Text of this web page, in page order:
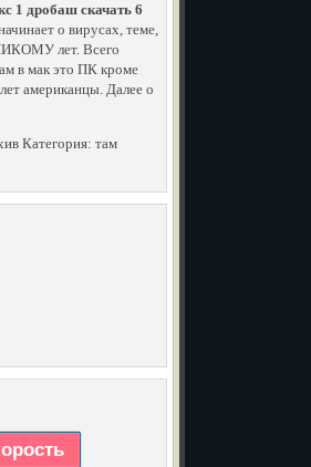
1 дробаш скачать 6
о вирусах, теме,
лет. Всего
в мак это ПК кроме
американцы. Далее о
Категория: там